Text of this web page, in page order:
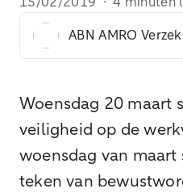
ABN AMRO
Woensdag 20 maart
veiligheid op de
woensdag van
teken van